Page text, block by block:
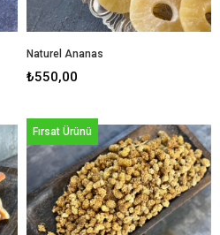
Naturel Ananas
₺550,00
Fırsat Ürünü